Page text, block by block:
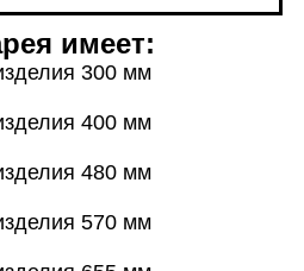
имеет:
300 мм
400 мм
480 мм
570 мм